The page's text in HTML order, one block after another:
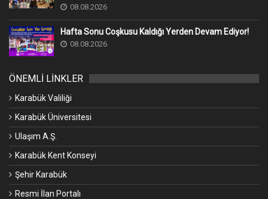
08.08.2026
Hafta Sonu Coşkusu Kaldığı Yerden Devam Ediyor!
08.08.2026
ÖNEMLİ LİNKLER
Karabük Valiliği
Karabük Üniversitesi
Ulaşım A.Ş.
Karabük Kent Konseyi
Şehir Karabük
Resmi İlan Portalı